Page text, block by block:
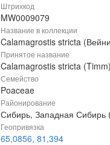
Штрихкод
MW0009079
Название в коллекции
Calamagrostis stricta
Принятое название
Calamagrostis stricta
Семейство
Poaceae
Районирование
Сибирь, Западная Сибирь
Геопривязка
65,0856, 81,394